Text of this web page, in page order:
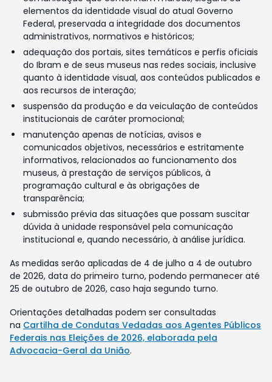
elementos da identidade visual do atual Governo
Federal, preservada a integridade dos documentos
administrativos, normativos e históricos;
adequação dos portais, sites temáticos e perfis oficiais
do Ibram e de seus museus nas redes sociais, inclusive
quanto à identidade visual, aos conteúdos publicados e
aos recursos de interação;
suspensão da produção e da veiculação de conteúdos
institucionais de caráter promocional;
manutenção apenas de notícias, avisos e
comunicados objetivos, necessários e estritamente
informativos, relacionados ao funcionamento dos
museus, à prestação de serviços públicos, à
programação cultural e às obrigações de
transparência;
submissão prévia das situações que possam suscitar
dúvida à unidade responsável pela comunicação
institucional e, quando necessário, à análise jurídica.
As medidas serão aplicadas de 4 de julho a 4 de outubro
de 2026, data do primeiro turno, podendo permanecer até
25 de outubro de 2026, caso haja segundo turno.
Orientações detalhadas podem ser consultadas
na Cartilha de Condutas Vedadas aos Agentes Públicos
Federais nas Eleições de 2026, elaborada pela
Advocacia-Geral da União.